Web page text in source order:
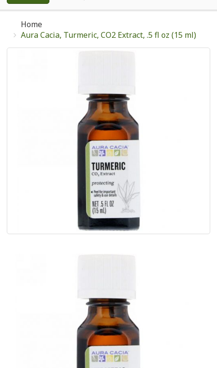
Home
Aura Cacia, Turmeric, CO2 Extract, .5 fl oz (15 ml)